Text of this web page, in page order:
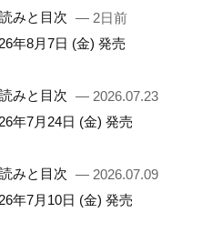
みと目次 — 2日前
年8月7日 (金) 発売
みと目次 — 2026.07.23
年7月24日 (金) 発売
みと目次 — 2026.07.09
年7月10日 (金) 発売